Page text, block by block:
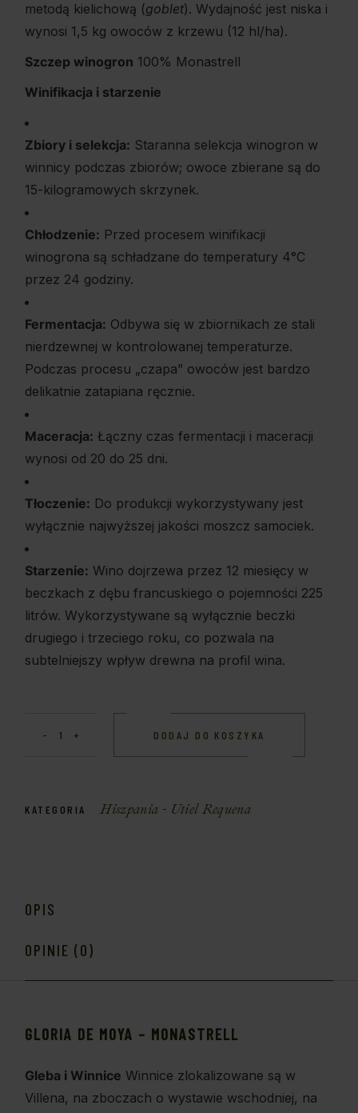
metodą kielichową (goblet). Wydajność jest niska i
wynosi 1,5 kg owoców z krzewu (12 hl/ha).
Szczep winogron 100% Monastrell
Winifikacja i starzenie
Zbiory i selekcja: Staranna selekcja winogron w
winnicy podczas zbiorów; owoce zbierane są do
15-kilogramowych skrzynek.
Chłodzenie: Przed procesem winifikacji
winogrona są schładzane do temperatury 4°C
przez 24 godziny.
Fermentacja: Odbywa się w zbiornikach ze stali
nierdzewnej w kontrolowanej temperaturze.
Podczas procesu „czapa” owoców jest bardzo
delikatnie zatapiana ręcznie.
Maceracja: Łączny czas fermentacji i maceracji
wynosi od 20 do 25 dni.
Tłoczenie: Do produkcji wykorzystywany jest
wyłącznie najwyższej jakości moszcz samociek.
Starzenie: Wino dojrzewa przez 12 miesięcy w
beczkach z dębu francuskiego o pojemności 225
litrów. Wykorzystywane są wyłącznie beczki
drugiego i trzeciego roku, co pozwala na
subtelniejszy wpływ drewna na profil wina.
DODAJ DO KOSZYKA
KATEGORIA Hiszpania - Utiel Requena
OPIS
OPINIE (0)
GLORIA DE MOYA – MONASTRELL
Gleba i Winnice Winnice zlokalizowane są w
Villena, na zboczach o wystawie wschodniej, na